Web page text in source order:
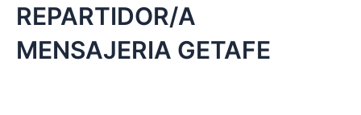
REPARTIDOR/A
MENSAJERIA GETAFE